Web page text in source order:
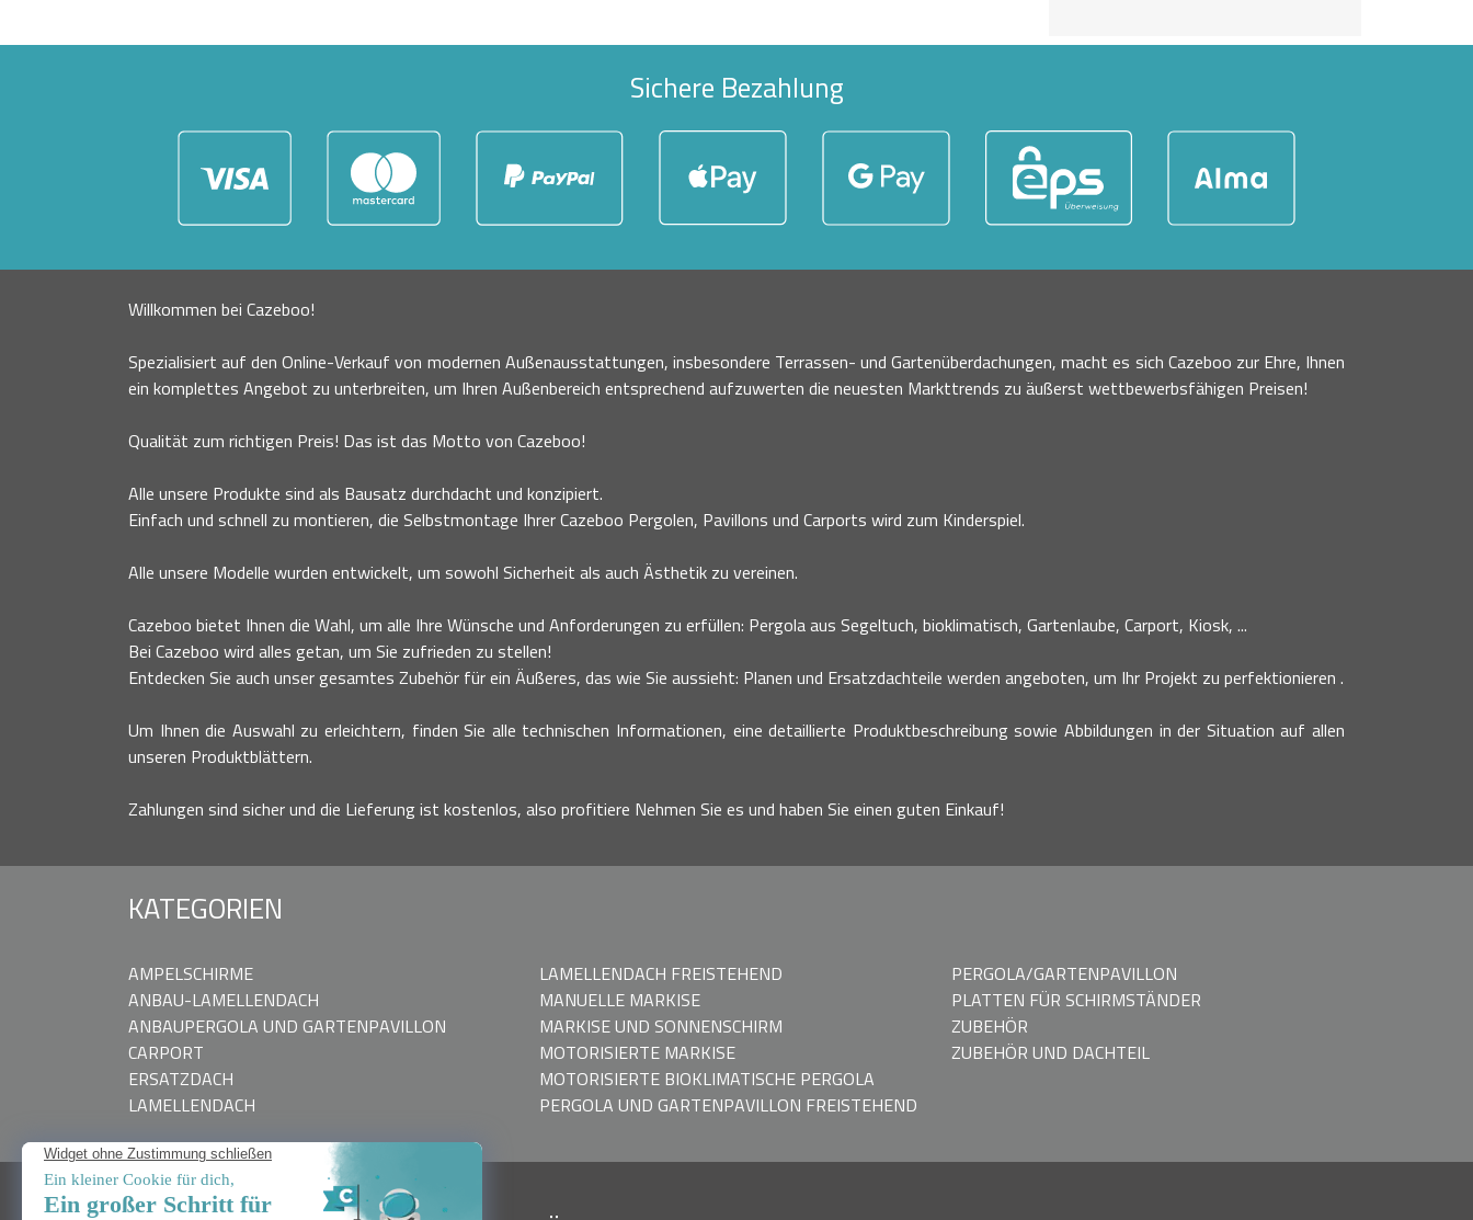
Sichere Bezahlung
Willkommen bei Cazeboo!
Spezialisiert auf den Online-Verkauf von modernen Außenausstattungen, insbesondere Terrassen- und Gartenüberdachungen, macht es sich Cazeboo zur Ehre, Ihnen
ein komplettes Angebot zu unterbreiten, um Ihren Außenbereich entsprechend aufzuwerten die neuesten Markttrends zu äußerst wettbewerbsfähigen Preisen!
Qualität zum richtigen Preis! Das ist das Motto von Cazeboo!
Alle unsere Produkte sind als Bausatz durchdacht und konzipiert.
Einfach und schnell zu montieren, die Selbstmontage Ihrer Cazeboo Pergolen, Pavillons und Carports wird zum Kinderspiel.
Alle unsere Modelle wurden entwickelt, um sowohl Sicherheit als auch Ästhetik zu vereinen.
Cazeboo bietet Ihnen die Wahl, um alle Ihre Wünsche und Anforderungen zu erfüllen: Pergola aus Segeltuch, bioklimatisch, Gartenlaube, Carport, Kiosk, ...
Bei Cazeboo wird alles getan, um Sie zufrieden zu stellen!
Entdecken Sie auch unser gesamtes Zubehör für ein Äußeres, das wie Sie aussieht: Planen und Ersatzdachteile werden angeboten, um Ihr Projekt zu perfektionieren .
Um Ihnen die Auswahl zu erleichtern, finden Sie alle technischen Informationen, eine detaillierte Produktbeschreibung sowie Abbildungen in der Situation auf allen
unseren Produktblättern.
Zahlungen sind sicher und die Lieferung ist kostenlos, also profitiere Nehmen Sie es und haben Sie einen guten Einkauf!
KATEGORIEN
AMPELSCHIRME
ANBAU-LAMELLENDACH
ANBAUPERGOLA UND GARTENPAVILLON
CARPORT
ERSATZDACH
LAMELLENDACH
LAMELLENDACH FREISTEHEND
MANUELLE MARKISE
MARKISE UND SONNENSCHIRM
MOTORISIERTE MARKISE
MOTORISIERTE BIOKLIMATISCHE PERGOLA
PERGOLA UND GARTENPAVILLON FREISTEHEND
PERGOLA/GARTENPAVILLON
PLATTEN FÜR SCHIRMSTÄNDER
ZUBEHÖR
ZUBEHÖR UND DACHTEIL